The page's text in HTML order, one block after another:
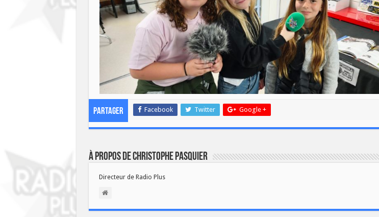
Partager Facebook Twitter Google +
À propos de Christophe PASQUIER
Directeur de Radio Plus